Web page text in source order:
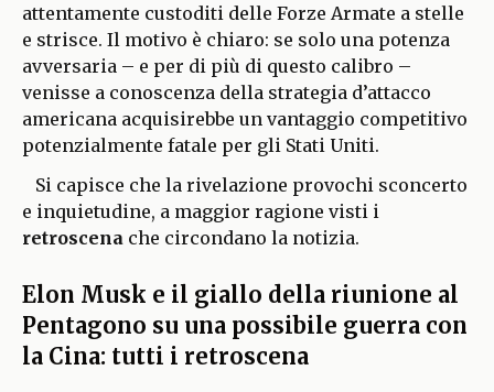
attentamente custoditi delle Forze Armate a stelle
e strisce. Il motivo è chiaro: se solo una potenza
avversaria – e per di più di questo calibro –
venisse a conoscenza della strategia d’attacco
americana acquisirebbe un vantaggio competitivo
potenzialmente fatale per gli Stati Uniti.
Si capisce che la rivelazione provochi sconcerto
e inquietudine, a maggior ragione visti i
retroscena che circondano la notizia.
Elon Musk e il giallo della riunione al
Pentagono su una possibile guerra con
la Cina: tutti i retroscena